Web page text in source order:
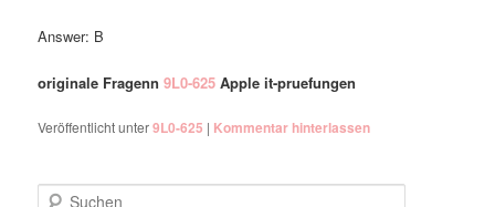
Answer: B
originale Fragenn9L0-625 Apple it-pruefungen
Veröffentlicht unter9L0-625 | Kommentar hinterlassen
Suchen